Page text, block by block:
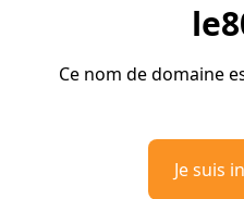
Ce nom de domaine
Je suis